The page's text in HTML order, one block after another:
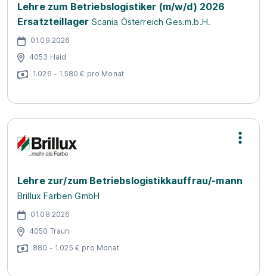
Lehre zum Betriebslogistiker (m/w/d) 2026
Ersatzteillager Scania Österreich Ges.m.b.H.
01.09.2026
4053 Haid
1.026 - 1.580 € pro Monat
Lehre zur/zum Betriebslogistikkauffrau/-mann
Brillux Farben GmbH
01.08.2026
4050 Traun
880 - 1.025 € pro Monat